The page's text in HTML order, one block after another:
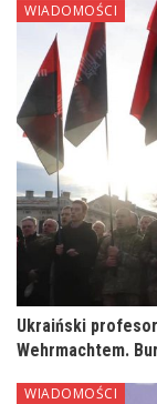
WIADOMOŚCI
Ukraiński
Wehrmachtem.
WIADOMOŚCI